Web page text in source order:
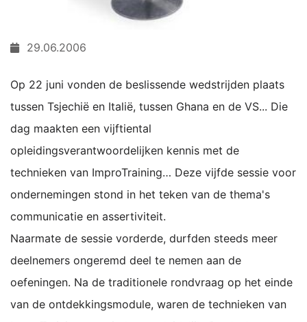
29.06.2006
Op 22 juni vonden de beslissende wedstrijden plaats
tussen Tsjechië en Italië, tussen Ghana en de VS... Die
dag maakten een vijftiental
opleidingsverantwoordelijken kennis met de
technieken van ImproTraining… Deze vijfde sessie voor
ondernemingen stond in het teken van de thema's
communicatie en assertiviteit.
Naarmate de sessie vorderde, durfden steeds meer
deelnemers ongeremd deel te nemen aan de
oefeningen. Na de traditionele rondvraag op het einde
van de ontdekkingsmodule, waren de technieken van